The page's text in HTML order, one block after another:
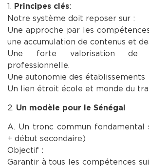
1. Principes clés:
Notre système doit reposer sur :
Une approche par les
une accumulation de contenus et
Une forte valorisation de
professionnelle.
Une autonomie des établissements
Un lien étroit école et monde du
2. Un modèle pour le Sénégal
A. Un tronc commun fondamental
+ début secondaire)
Objectif :
Garantir à tous les compétences